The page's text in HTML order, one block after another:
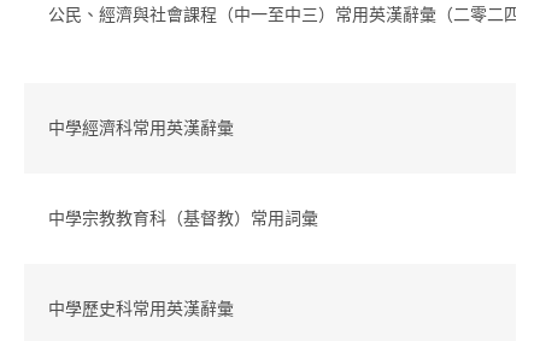
公民、經濟與社會課程（中一至中三）常用英漢辭彙（二零二四
中學經濟科常用英漢辭彙
中學宗教教育科（基督教）常用詞彙
中學歷史科常用英漢辭彙